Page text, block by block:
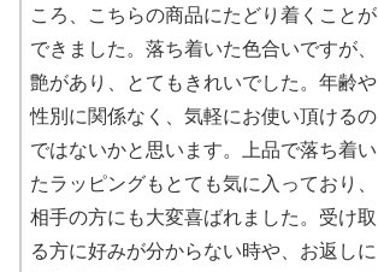
ころ、こちらの商品にたどり着くことが
できました。落ち着いた色合いですが、
艶があり、とてもきれいでした。年齢や
性別に関係なく、気軽にお使い頂けるの
ではないかと思います。上品で落ち着い
たラッピングもとても気に入っており、
相手の方にも大変喜ばれました。受け取
る方に好みが分からない時や、お返しに